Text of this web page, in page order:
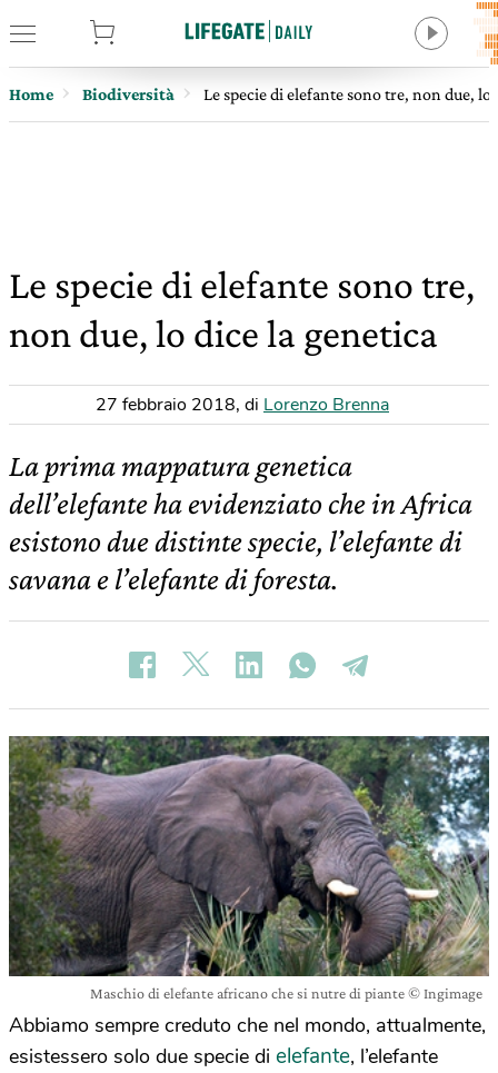
Home Biodiversità Le specie di elefante sono tre, non due, lo
Le specie di elefante sono tre,
non due, lo dice la genetica
27 febbraio 2018, di Lorenzo Brenna
La prima mappatura genetica
dell’elefante ha evidenziato che in Africa
esistono due distinte specie, l’elefante di
savana e l’elefante di foresta.
Maschio di elefante africano che si nutre di piante © Ingimage
Abbiamo sempre creduto che nel mondo, attualmente,
esistessero solo due specie di elefante, l’elefante